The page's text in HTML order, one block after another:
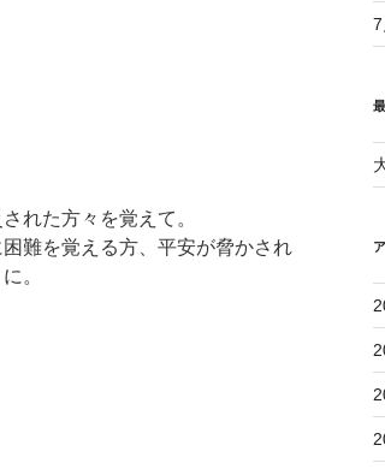
れた方々を覚えて。
難を覚える方、 平安が脅かされ
。